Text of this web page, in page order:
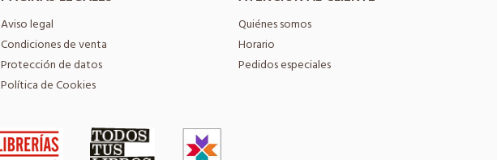
Aviso legal
Condiciones de venta
Protección de datos
Política de Cookies
Quiénes somos
Horario
Pedidos especiales